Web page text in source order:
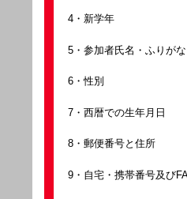
4・新学年
5・参加者氏名・ふりが
6・性別
7・西暦での生年月日
8・郵便番号と住所
9・自宅・携帯番号及び